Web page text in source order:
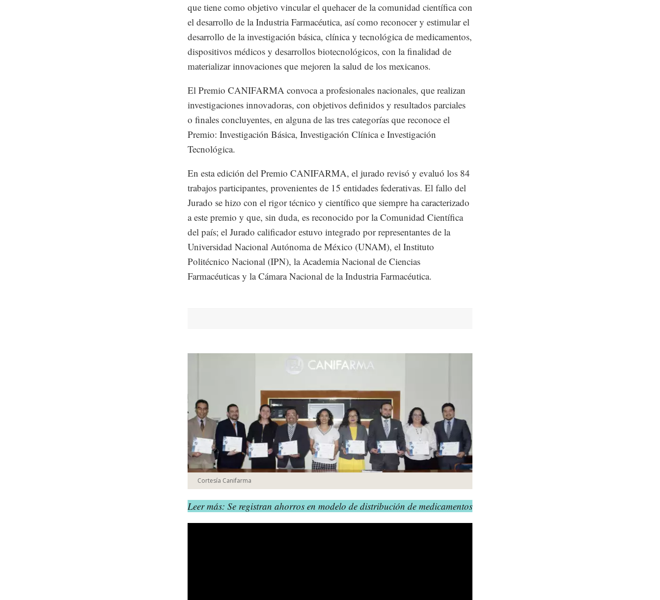
que tiene como objetivo vincular el quehacer de la comunidad científica con
el desarrollo de la Industria Farmacéutica, así como reconocer y estimular el
desarrollo de la investigación básica, clínica y tecnológica de medicamentos,
dispositivos médicos y desarrollos biotecnológicos, con la finalidad de
materializar innovaciones que mejoren la salud de los mexicanos.
El Premio CANIFARMA convoca a profesionales nacionales, que realizan
investigaciones innovadoras, con objetivos definidos y resultados parciales
o finales concluyentes, en alguna de las tres categorías que reconoce el
Premio: Investigación Básica, Investigación Clínica e Investigación
Tecnológica.
En esta edición del Premio CANIFARMA, el jurado revisó y evaluó los 84
trabajos participantes, provenientes de 15 entidades federativas. El fallo del
Jurado se hizo con el rigor técnico y científico que siempre ha caracterizado
a este premio y que, sin duda, es reconocido por la Comunidad Científica
del país; el Jurado calificador estuvo integrado por representantes de la
Universidad Nacional Autónoma de México (UNAM), el Instituto
Politécnico Nacional (IPN), la Academia Nacional de Ciencias
Farmacéuticas y la Cámara Nacional de la Industria Farmacéutica.
Cortesía Canifarma
Leer más: Se registran ahorros en modelo de distribución de medicamentos